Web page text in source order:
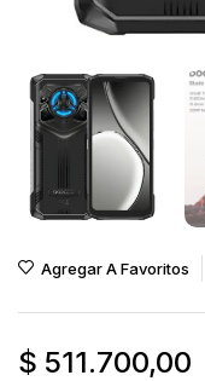
Agregar A Favoritos
$ 511.700,00